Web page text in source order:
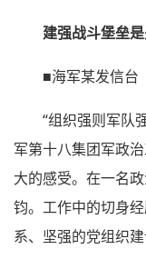
建强战斗堡垒
■海军某发信台
“组织强则军队
军第十八集团军政
大的感受。在一名
钧。工作中的切身
系、坚强的党组织